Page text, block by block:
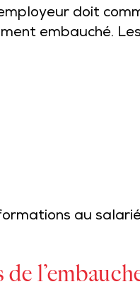
doit
embauché.
au